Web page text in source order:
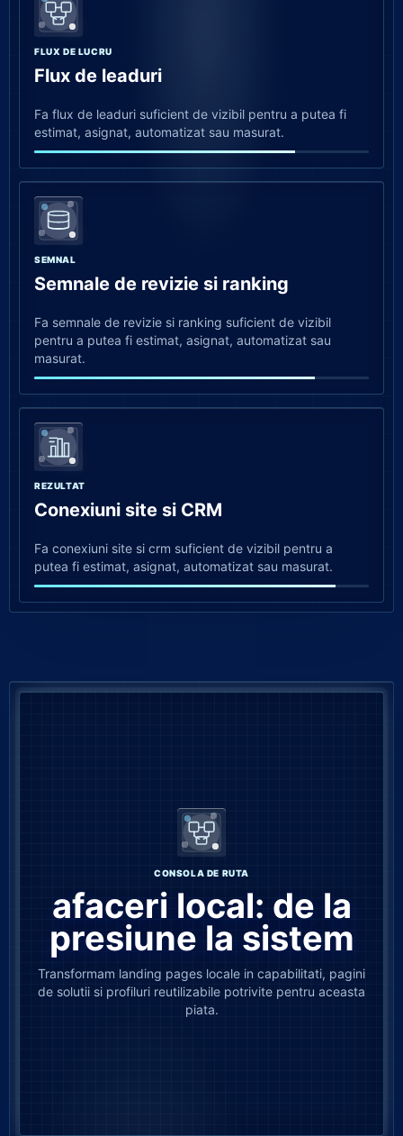
FLUX DE LUCRU
Flux de leaduri
Fa flux de leaduri suficient de vizibil pentru a putea fi
estimat, asignat, automatizat sau masurat.
SEMNAL
Semnale de revizie si ranking
Fa semnale de revizie si ranking suficient de vizibil
pentru a putea fi estimat, asignat, automatizat sau
masurat.
REZULTAT
Conexiuni site si CRM
Fa conexiuni site si crm suficient de vizibil pentru a
putea fi estimat, asignat, automatizat sau masurat.
CONSOLA DE RUTA
afaceri local: de la
presiune la sistem
Transformam landing pages locale in capabilitati, pagini
de solutii si profiluri reutilizabile potrivite pentru aceasta
piata.